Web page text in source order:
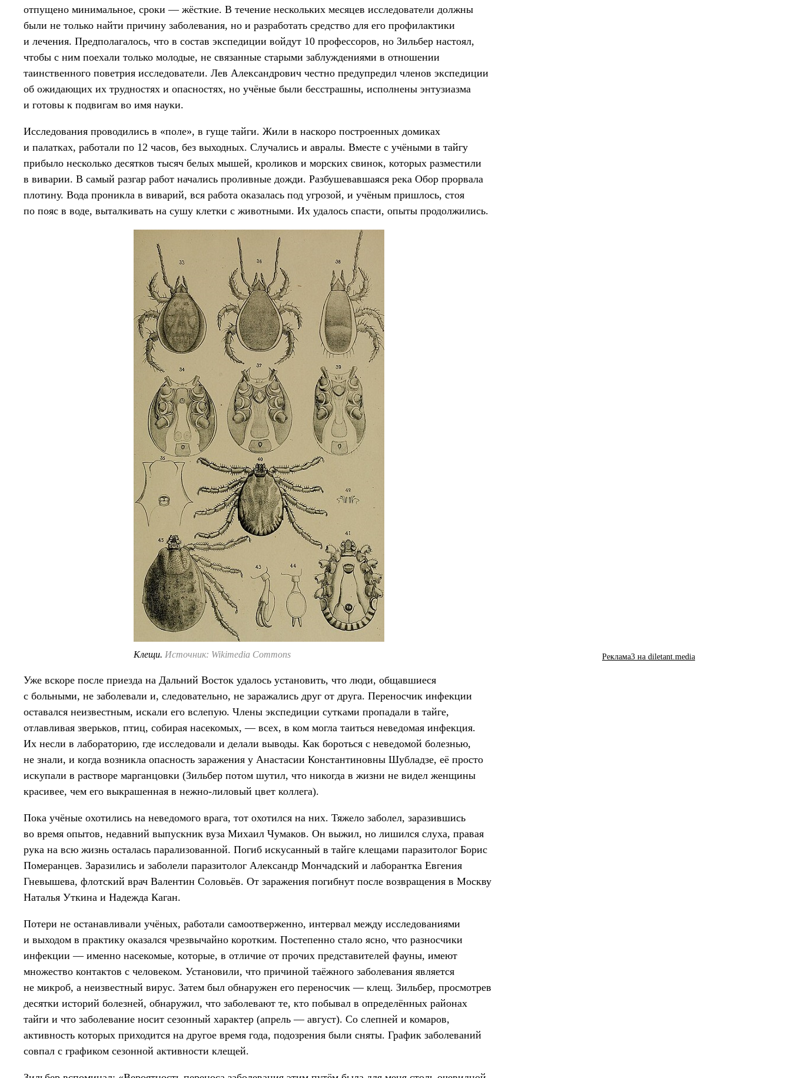
отпущено минимальное, сроки — жёсткие. В течение нескольких месяцев исследователи должны
были не только найти причину заболевания, но и разработать средство для его профилактики
и лечения. Предполагалось, что в состав экспедиции войдут 10 профессоров, но Зильбер настоял,
чтобы с ним поехали только молодые, не связанные старыми заблуждениями в отношении
таинственного поветрия исследователи. Лев Александрович честно предупредил членов экспедиции
об ожидающих их трудностях и опасностях, но учёные были бесстрашны, исполнены энтузиазма
и готовы к подвигам во имя науки.
Исследования проводились в «поле», в гуще тайги. Жили в наскоро построенных домиках
и палатках, работали по 12 часов, без выходных. Случались и авралы. Вместе с учёными в тайгу
прибыло несколько десятков тысяч белых мышей, кроликов и морских свинок, которых разместили
в виварии. В самый разгар работ начались проливные дожди. Разбушевавшаяся река Обор прорвала
плотину. Вода проникла в виварий, вся работа оказалась под угрозой, и учёным пришлось, стоя
по пояс в воде, выталкивать на сушу клетки с животными. Их удалось спасти, опыты продолжились.
Клещи. Источник: Wikimedia Commons
Уже вскоре после приезда на Дальний Восток удалось установить, что люди, общавшиеся
с больными, не заболевали и, следовательно, не заражались друг от друга. Переносчик инфекции
оставался неизвестным, искали его вслепую. Члены экспедиции сутками пропадали в тайге,
отлавливая зверьков, птиц, собирая насекомых, — всех, в ком могла таиться неведомая инфекция.
Их несли в лабораторию, где исследовали и делали выводы. Как бороться с неведомой болезнью,
не знали, и когда возникла опасность заражения у Анастасии Константиновны Шубладзе, её просто
искупали в растворе марганцовки (Зильбер потом шутил, что никогда в жизни не видел женщины
красивее, чем его выкрашенная в нежно-лиловый цвет коллега).
Пока учёные охотились на неведомого врага, тот охотился на них. Тяжело заболел, заразившись
во время опытов, недавний выпускник вуза Михаил Чумаков. Он выжил, но лишился слуха, правая
рука на всю жизнь осталась парализованной. Погиб искусанный в тайге клещами паразитолог Борис
Померанцев. Заразились и заболели паразитолог Александр Мончадский и лаборантка Евгения
Гневышева, флотский врач Валентин Соловьёв. От заражения погибнут после возвращения в Москву
Наталья Уткина и Надежда Каган.
Потери не останавливали учёных, работали самоотверженно, интервал между исследованиями
и выходом в практику оказался чрезвычайно коротким. Постепенно стало ясно, что разносчики
инфекции — именно насекомые, которые, в отличие от прочих представителей фауны, имеют
множество контактов с человеком. Установили, что причиной таёжного заболевания является
не микроб, а неизвестный вирус. Затем был обнаружен его переносчик — клещ. Зильбер, просмотрев
десятки историй болезней, обнаружил, что заболевают те, кто побывал в определённых районах
тайги и что заболевание носит сезонный характер (апрель — август). Со слепней и комаров,
активность которых приходится на другое время года, подозрения были сняты. График заболеваний
совпал с графиком сезонной активности клещей.
Реклама3 на diletant.media